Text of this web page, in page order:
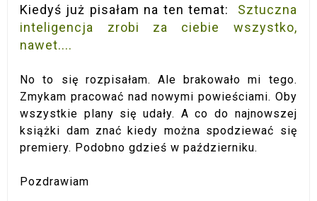
Kiedyś już pisałam na ten temat: Sztuczna
inteligencja zrobi za ciebie wszystko,
nawet....
No to się rozpisałam. Ale brakowało mi tego.
Zmykam pracować nad nowymi powieściami. Oby
wszystkie plany się udały. A co do najnowszej
książki dam znać kiedy można spodziewać się
premiery. Podobno gdzieś w październiku.
Pozdrawiam